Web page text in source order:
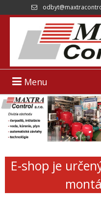
Menu
E-shop je